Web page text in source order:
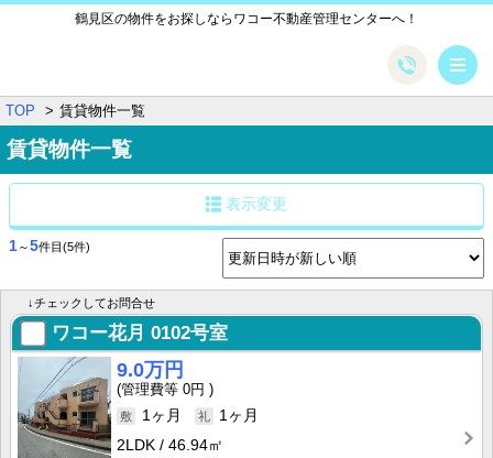
鶴見区の物件をお探しならワコー不動産管理センターへ！
TOP 賃貸物件一覧
賃貸物件一覧
表示変更
1～5件目 (5件)
↓チェックしてお問合せ
ワコー花月 0102号室
9.0万円
0円
1ヶ月
1ヶ月
2LDK
46.94㎡